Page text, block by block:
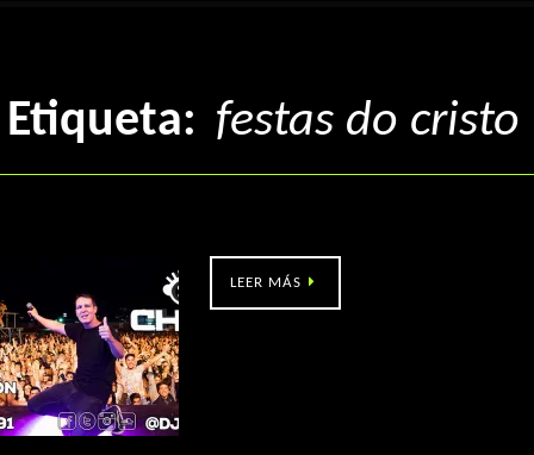
Etiqueta: festas do cristo
LEER MÁS